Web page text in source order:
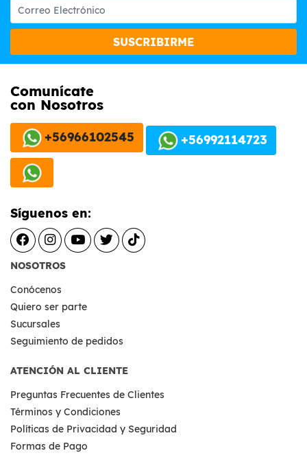
SUSCRIBIRME
Comunícate
con Nosotros
+56966102545 +56992114723
Síguenos en:
NOSOTROS
Conócenos
Quiero ser parte
Sucursales
Seguimiento de pedidos
ATENCIÓN AL CLIENTE
Preguntas Frecuentes de Clientes
Términos y Condiciones
Políticas de Privacidad y Seguridad
Formas de Pago